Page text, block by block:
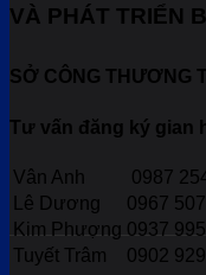
VÀ PHÁT TRIỂN
SỞ CÔNG THƯƠNG
Tư vấn đăng ký gian
Vân Anh 0987
Lê Dương
0967
Kim Phượng 0937
Tuyết Trâm
0902